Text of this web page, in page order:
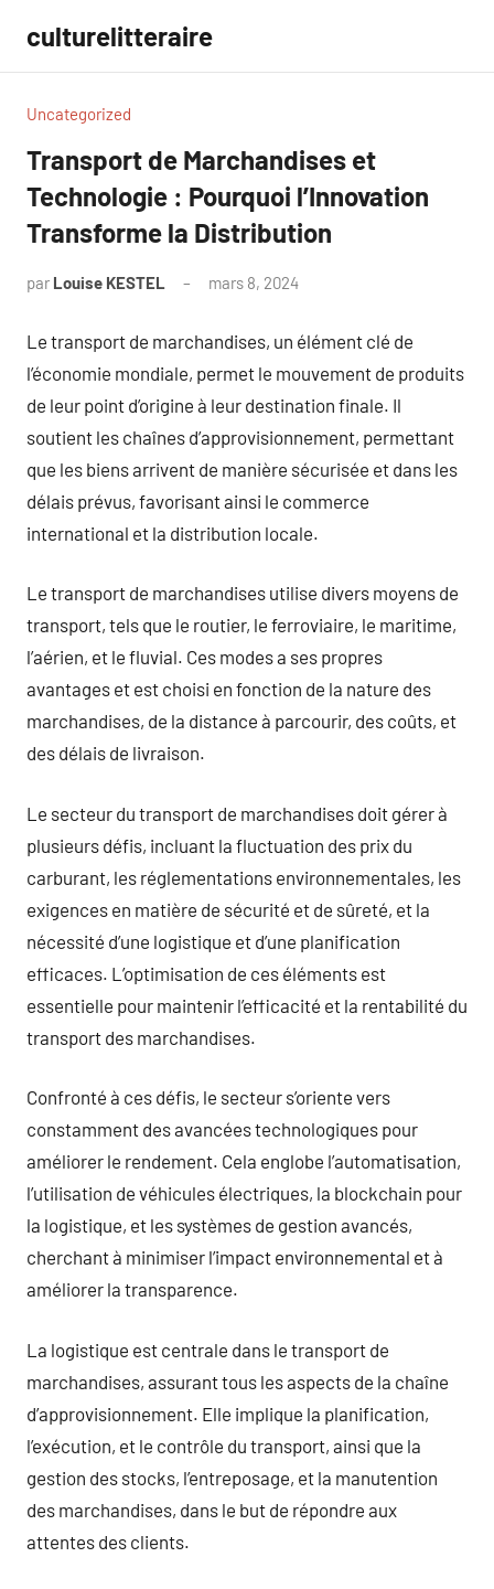
contenu
culturelitteraire
Uncategorized
Transport de Marchandises et
Technologie : Pourquoi l’Innovation
Transforme la Distribution
par Louise KESTEL mars 8, 2024
Le transport de marchandises, un élément clé de
l’économie mondiale, permet le mouvement de produits
de leur point d’origine à leur destination finale. Il
soutient les chaînes d’approvisionnement, permettant
que les biens arrivent de manière sécurisée et dans les
délais prévus, favorisant ainsi le commerce
international et la distribution locale.
Le transport de marchandises utilise divers moyens de
transport, tels que le routier, le ferroviaire, le maritime,
l’aérien, et le fluvial. Ces modes a ses propres
avantages et est choisi en fonction de la nature des
marchandises, de la distance à parcourir, des coûts, et
des délais de livraison.
Le secteur du transport de marchandises doit gérer à
plusieurs défis, incluant la fluctuation des prix du
carburant, les réglementations environnementales, les
exigences en matière de sécurité et de sûreté, et la
nécessité d’une logistique et d’une planification
efficaces. L’optimisation de ces éléments est
essentielle pour maintenir l’efficacité et la rentabilité du
transport des marchandises.
Confronté à ces défis, le secteur s’oriente vers
constamment des avancées technologiques pour
améliorer le rendement. Cela englobe l’automatisation,
l’utilisation de véhicules électriques, la blockchain pour
la logistique, et les systèmes de gestion avancés,
cherchant à minimiser l’impact environnemental et à
améliorer la transparence.
La logistique est centrale dans le transport de
marchandises, assurant tous les aspects de la chaîne
d’approvisionnement. Elle implique la planification,
l’exécution, et le contrôle du transport, ainsi que la
gestion des stocks, l’entreposage, et la manutention
des marchandises, dans le but de répondre aux
attentes des clients.